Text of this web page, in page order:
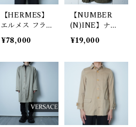
【HERMES】
エルメス フラ
ンス製 90'S vi
ntage ロゴ刻印
ール ピーチス
キンオーバージ
ャケット blac
¥78,000
【NUMBER
(N)INE】ナン
バーナイン ス
エード調ミリタ
ケット khaki
¥19,000